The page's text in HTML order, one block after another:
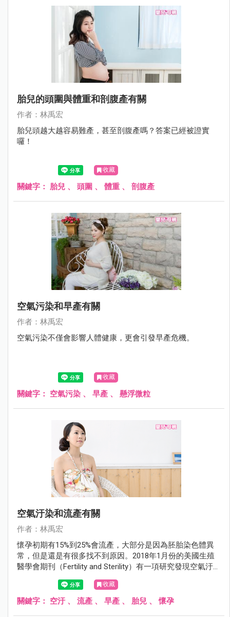
胎兒的頭圍與體重和剖腹產有關
作者：林禹宏
胎兒頭越大越容易難產，甚至剖腹產嗎？答案已經被證實
囉！
收藏
關鍵字： 胎兒 、 頭圍 、 體重 、 剖腹產
空氣污染和早產有關
作者：林禹宏
空氣污染不僅會影響人體健康，更會引發早產危機。
收藏
關鍵字： 空氣污染 、 早產 、 懸浮微粒
空氣汙染和流產有關
作者：林禹宏
懷孕初期有15%到25%會流產，大部分是因為胚胎染色體異
常，但是還是有很多找不到原因。2018年1月份的美國生殖
醫學會期刊（Fertility and Sterility）有一項研究發現空氣汙染
也是流產的原因之一。
收藏
關鍵字： 空汙 、 流產 、 早產 、 胎兒 、懷孕